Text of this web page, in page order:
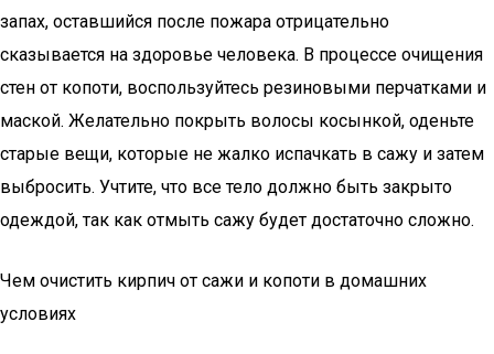
запах, оставшийся после пожара отрицательно
сказывается на здоровье человека. В процессе очищения
стен от копоти, воспользуйтесь резиновыми перчатками и
маской. Желательно покрыть волосы косынкой, оденьте
старые вещи, которые не жалко испачкать в сажу и затем
выбросить. Учтите, что все тело должно быть закрыто
одеждой, так как отмыть сажу будет достаточно сложно.
Чем очистить кирпич от сажи и копоти в домашних
условиях